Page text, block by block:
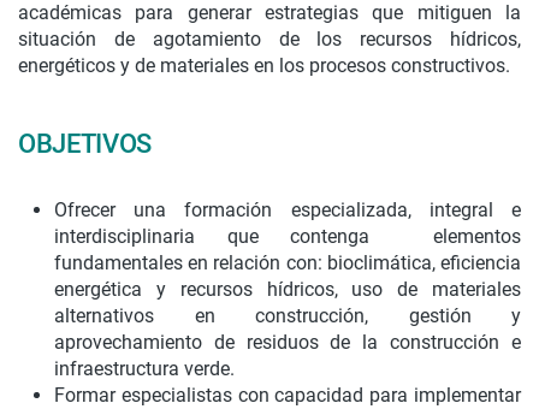
académicas para generar estrategias que mitiguen la
situación de agotamiento de los recursos hídricos,
energéticos y de materiales en los procesos constructivos.
OBJETIVOS
Ofrecer una formación especializada, integral e
interdisciplinaria que contenga elementos
fundamentales en relación con: bioclimática, eficiencia
energética y recursos hídricos, uso de materiales
alternativos en construcción, gestión y
aprovechamiento de residuos de la construcción e
infraestructura verde.
Formar especialistas con capacidad para implementar